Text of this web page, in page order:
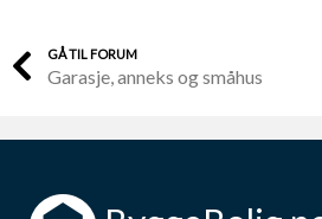
GÅ TIL FORUM
Garasje, anneks og småhus